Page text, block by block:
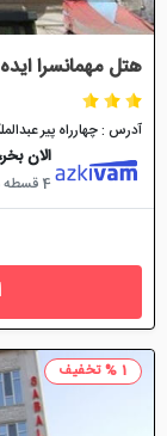
هتل مهمانسرا
آدرس : چهارراه پیر
الان
4 قسطه ماهانه بدون سود
1 % تخفیف